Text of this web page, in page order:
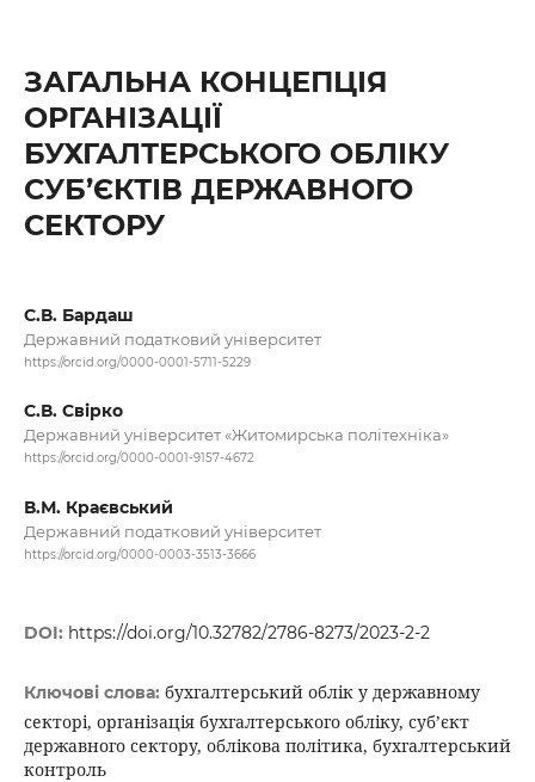
ЗАГАЛЬНА КОНЦЕПЦІЯ
ОРГАНІЗАЦІЇ
БУХГАЛТЕРСЬКОГО ОБЛІКУ
СУБ’ЄКТІВ ДЕРЖАВНОГО
СЕКТОРУ
С.В. Бардаш
Державний податковий університет
https://orcid.org/0000-0001-5711-5229
С.В. Свірко
Державний університет «Житомирська політехніка»
https://orcid.org/0000-0001-9157-4672
В.М. Краєвський
Державний податковий університет
https://orcid.org/0000-0003-3513-3666
DOI: https://doi.org/10.32782/2786-8273/2023-2-2
Ключові слова: бухгалтерський облік у державному
секторі, організація бухгалтерського обліку, суб’єкт
державного сектору, облікова політика, бухгалтерський
контроль